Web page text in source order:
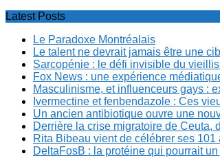
Latest Posts
Le Paradoxe Montréalais
Le talent ne devrait jamais être une
Sarcopénie : le défi invisible du
Fox News : une expérience
Masculinisme, et influenceurs gays :
Ivermectine et fenbendazole : Ces
Un ancien antibiotique ouvre une
Derrière la crise migratoire de Ceuta,
Rita Bibeau vient de célébrer ses
DeltaFosB : la protéine qui pourrait